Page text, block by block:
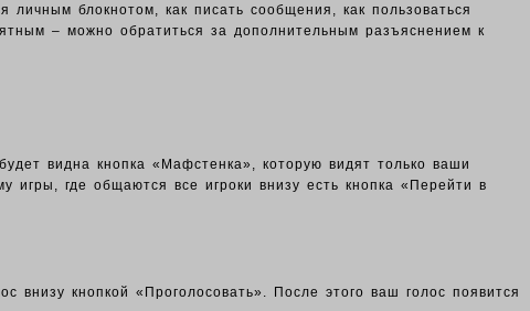
блокнотом, как писать сообщения, как пользоваться
– можно обратиться за дополнительным разъяснением к
видна кнопка «Мафстенка», которую видят только ваши
где общаются все игроки внизу есть кнопка «Перейти в
внизу кнопкой «Проголосовать».
После этого ваш голос появится